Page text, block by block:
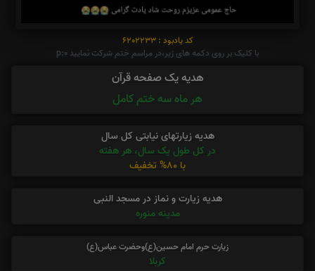
کد یادبود : 6202233
با کلیک بر روی دکمه های زیر،در مراسم ختم شرکت نمایید p:0
هدیه یک صفحه قرآن
هر ماه سه ختم کامل
هدیه زیارتهای نیابتی کل سال
در کل طول یک سال، هر هفته
با 80% تخفیف
هدیه زیارت و نماز در مسجد النبی
مدینه منوره
زیارت حرم امام حسین(ع)وحضرت عباس(ع)
کربلا